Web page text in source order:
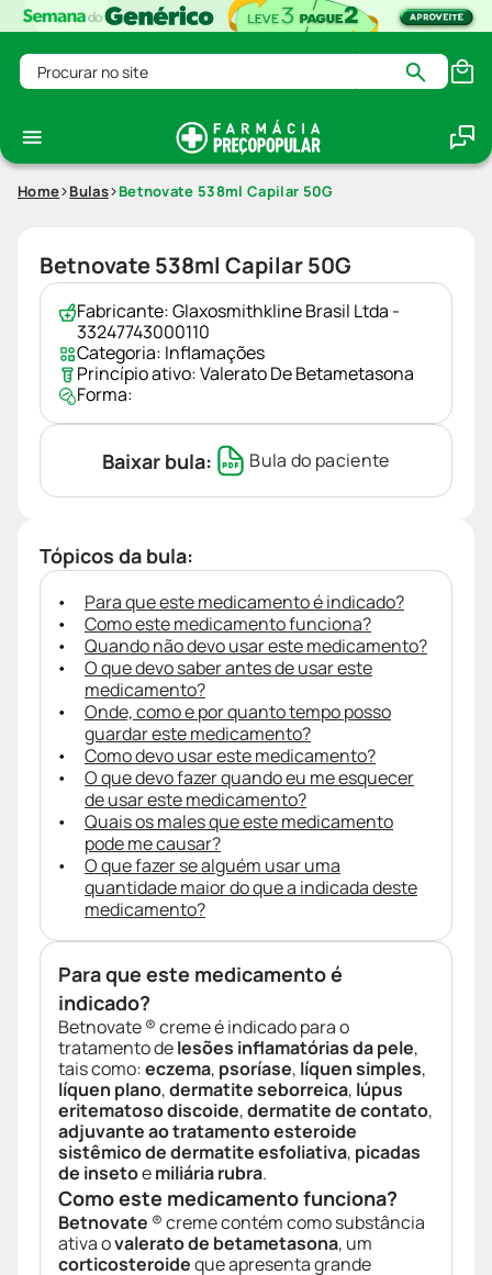
Procurar no site
Home Bulas Betnovate 538ml Capilar 50G
Betnovate 538ml Capilar 50G
Fabricante:Glaxosmithkline Brasil Ltda -
33247743000110
Categoria: Inflamações
Princípio ativo:Valerato De Betametasona
Forma:
Baixar bula: Bula do paciente
Tópicos da bula:
Para que este medicamento é indicado?
Como este medicamento funciona?
Quando não devo usar este medicamento?
O que devo saber antes de usar este
medicamento?
Onde, como e por quanto tempo posso
guardar este medicamento?
Como devo usar este medicamento?
O que devo fazer quando eu me esquecer
de usar este medicamento?
Quais os males que este medicamento
pode me causar?
O que fazer se alguém usar uma
quantidade maior do que a indicada deste
medicamento?
Para que este medicamento é
indicado?
Betnovate ® creme é indicado para o
tratamento delesões inflamatórias da pele,
tais como:eczema, psoríase, líquen simples,
líquen plano,dermatite seborreica, lúpus
eritematoso discoide,dermatite de contato,
adjuvante ao tratamento esteroide
sistêmico de dermatite esfoliativa, picadas
de insetoemiliária rubra.
Como este medicamento funciona?
Betnovate ® creme contém como substância
ativa ovalerato de betametasona, um
corticosteroideque apresenta grande